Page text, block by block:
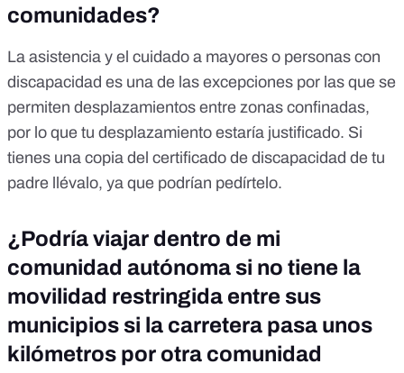
comunidades?
La asistencia y el cuidado a mayores o personas con
discapacidad es una de las excepciones por las que se
permiten desplazamientos entre zonas confinadas,
por lo que tu desplazamiento estaría justificado. Si
tienes una copia del certificado de discapacidad de tu
padre llévalo, ya que podrían pedírtelo.
¿Podría viajar dentro de mi
comunidad autónoma si no tiene la
movilidad restringida entre sus
municipios si la carretera pasa unos
kilómetros por otra comunidad